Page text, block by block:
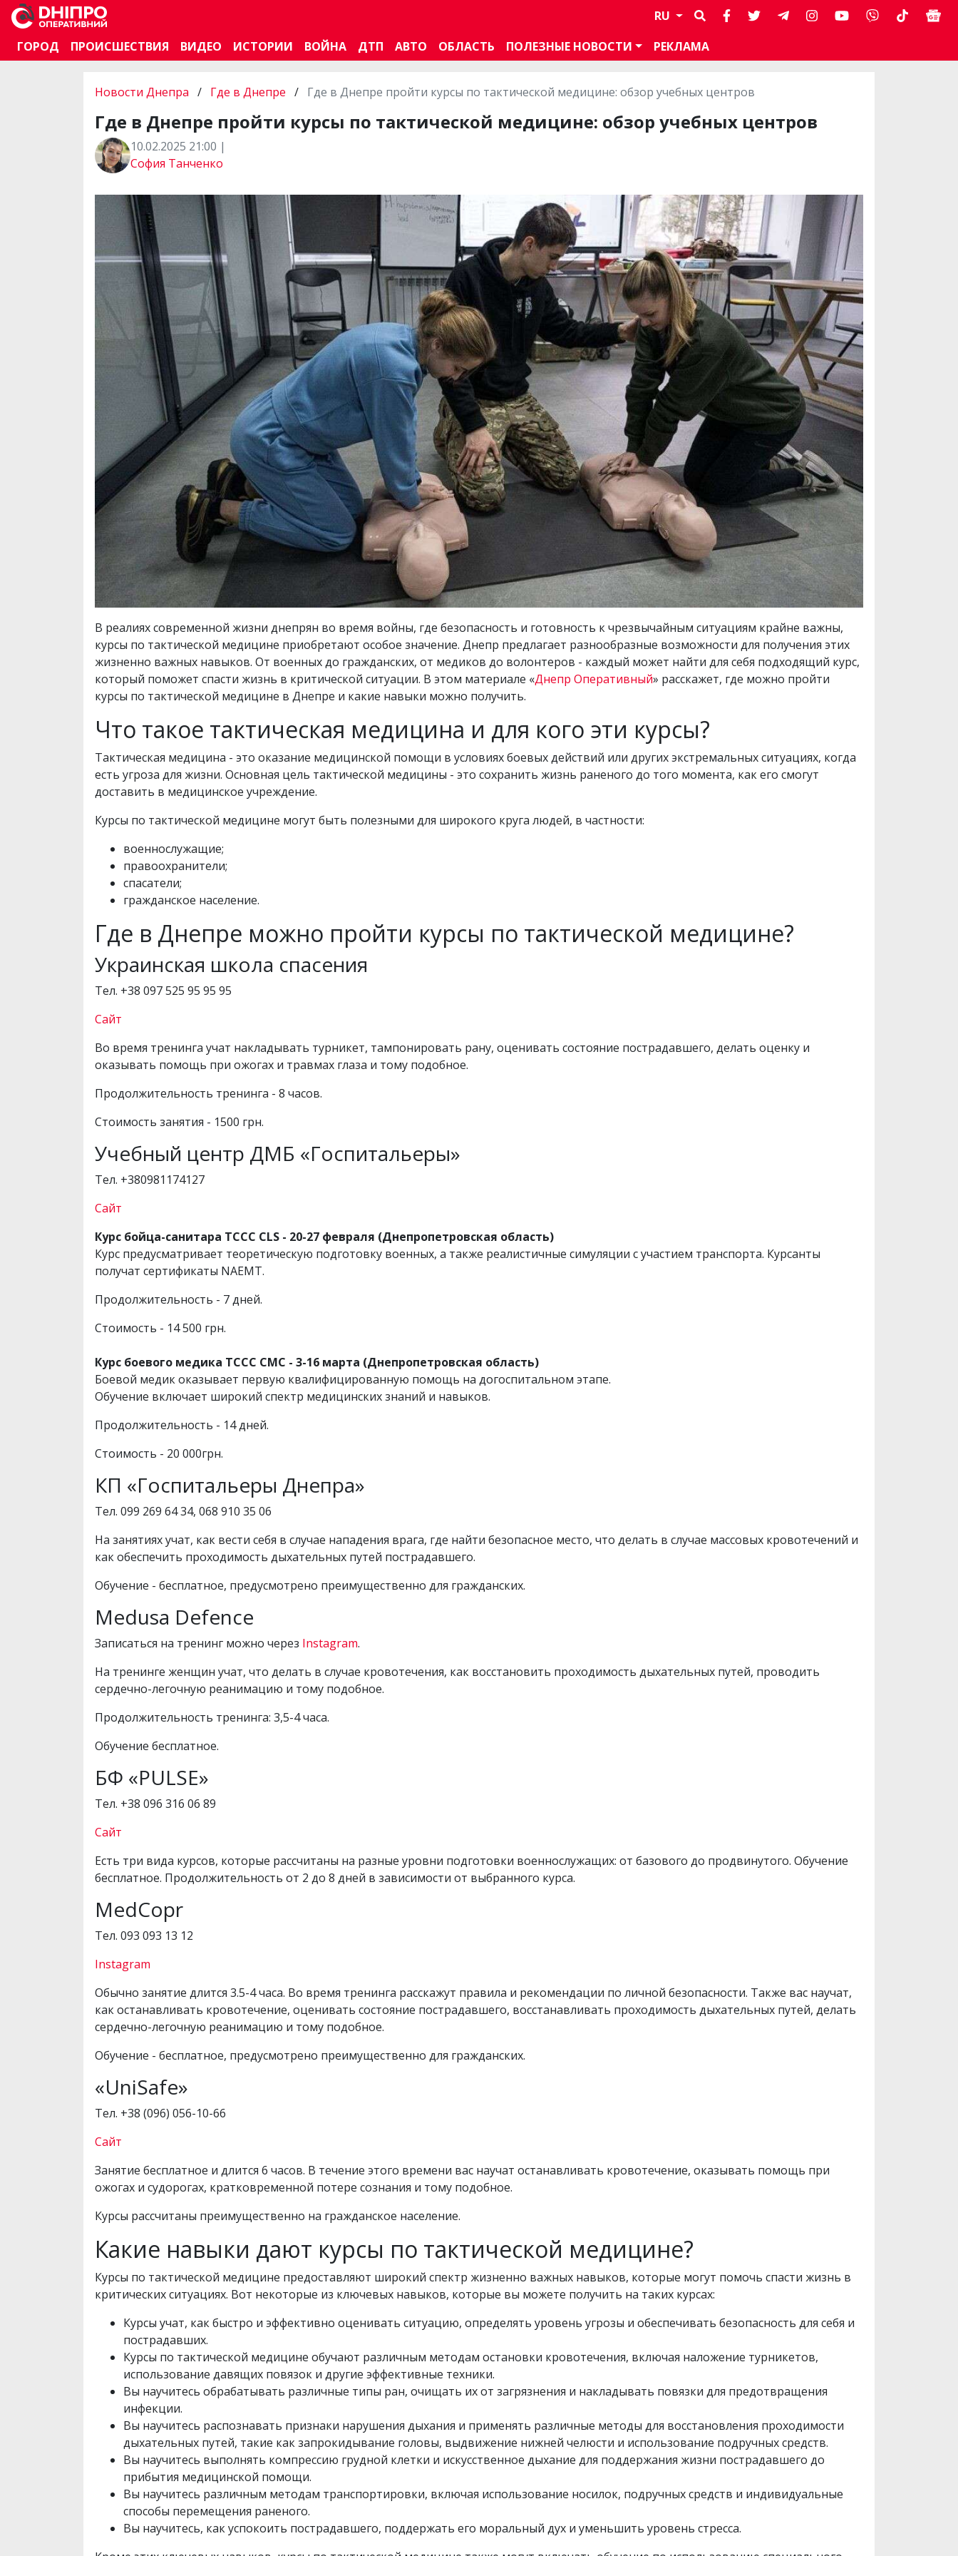
RU
ГОРОД
ПРОИСШЕСТВИЯ ВИДЕО ИСТОРИИ ВОЙНА ДТП АВТО ОБЛАСТЬ ПОЛЕЗНЫЕ НОВОСТИ РЕКЛАМА
Новости Днепра / Где в Днепре / Где в Днепре пройти курсы по тактической медицине: обзор учебных центров
Где в Днепре пройти курсы по тактической медицине: обзор учебных центров
10.02.2025 21:00 |
София Танченко
В реалиях современной жизни днепрян во время войны, где безопасность и готовность к чрезвычайным ситуациям крайне важны,
курсы по тактической медицине приобретают особое значение. Днепр предлагает разнообразные возможности для получения этих
жизненно важных навыков. От военных до гражданских, от медиков до волонтеров - каждый может найти для себя подходящий курс,
который поможет спасти жизнь в критической ситуации. В этом материале «Днепр Оперативный» расскажет, где можно пройти
курсы по тактической медицине в Днепре и какие навыки можно получить.
Что такое тактическая медицина и для кого эти курсы?
Тактическая медицина - это оказание медицинской помощи в условиях боевых действий или других экстремальных ситуациях, когда
есть угроза для жизни. Основная цель тактической медицины - это сохранить жизнь раненого до того момента, как его смогут
доставить в медицинское учреждение.
Курсы по тактической медицине могут быть полезными для широкого круга людей, в частности:
военнослужащие;
правоохранители;
спасатели;
гражданское население.
Где в Днепре можно пройти курсы по тактической медицине?
Украинская школа спасения
Тел. +38 097 525 95 95 95
Сайт
Во время тренинга учат накладывать турникет, тампонировать рану, оценивать состояние пострадавшего, делать оценку и
оказывать помощь при ожогах и травмах глаза и тому подобное.
Продолжительность тренинга - 8 часов.
Стоимость занятия - 1500 грн.
Учебный центр ДМБ «Госпитальеры»
Тел. +380981174127
Сайт
Курс бойца-санитара TCCC CLS - 20-27 февраля (Днепропетровская область)
Курс предусматривает теоретическую подготовку военных, а также реалистичные симуляции с участием транспорта. Курсанты
получат сертификаты NAEMT.
Продолжительность - 7 дней.
Стоимость - 14 500 грн.
Курс боевого медика TCCC CMC - 3-16 марта (Днепропетровская область)
Боевой медик оказывает первую квалифицированную помощь на догоспитальном этапе.
Обучение включает широкий спектр медицинских знаний и навыков.
Продолжительность - 14 дней.
Стоимость - 20 000грн.
КП «Госпитальеры Днепра»
Тел. 099 269 64 34, 068 910 35 06
На занятиях учат, как вести себя в случае нападения врага, где найти безопасное место, что делать в случае массовых кровотечений и
как обеспечить проходимость дыхательных путей пострадавшего.
Обучение - бесплатное, предусмотрено преимущественно для гражданских.
Medusa Defence
Записаться на тренинг можно через Instagram.
На тренинге женщин учат, что делать в случае кровотечения, как восстановить проходимость дыхательных путей, проводить
сердечно-легочную реанимацию и тому подобное.
Продолжительность тренинга: 3,5-4 часа.
Обучение бесплатное.
БФ «PULSE»
Тел. +38 096 316 06 89
Сайт
Есть три вида курсов, которые рассчитаны на разные уровни подготовки военнослужащих: от базового до продвинутого. Обучение
бесплатное. Продолжительность от 2 до 8 дней в зависимости от выбранного курса.
MedCopr
Тел. 093 093 13 12
Instagram
Обычно занятие длится 3.5-4 часа. Во время тренинга расскажут правила и рекомендации по личной безопасности. Также вас научат,
как останавливать кровотечение, оценивать состояние пострадавшего, восстанавливать проходимость дыхательных путей, делать
сердечно-легочную реанимацию и тому подобное.
Обучение - бесплатное, предусмотрено преимущественно для гражданских.
«UniSafe»
Тел. +38 (096) 056-10-66
Сайт
Занятие бесплатное и длится 6 часов. В течение этого времени вас научат останавливать кровотечение, оказывать помощь при
ожогах и судорогах, кратковременной потере сознания и тому подобное.
Курсы рассчитаны преимущественно на гражданское население.
Какие навыки дают курсы по тактической медицине?
Курсы по тактической медицине предоставляют широкий спектр жизненно важных навыков, которые могут помочь спасти жизнь в
критических ситуациях. Вот некоторые из ключевых навыков, которые вы можете получить на таких курсах:
Курсы учат, как быстро и эффективно оценивать ситуацию, определять уровень угрозы и обеспечивать безопасность для себя и
пострадавших.
Курсы по тактической медицине обучают различным методам остановки кровотечения, включая наложение турникетов,
использование давящих повязок и другие эффективные техники.
Вы научитесь обрабатывать различные типы ран, очищать их от загрязнения и накладывать повязки для предотвращения
инфекции.
Вы научитесь распознавать признаки нарушения дыхания и применять различные методы для восстановления проходимости
дыхательных путей, такие как запрокидывание головы, выдвижение нижней челюсти и использование подручных средств.
Вы научитесь выполнять компрессию грудной клетки и искусственное дыхание для поддержания жизни пострадавшего до
прибытия медицинской помощи.
Вы научитесь различным методам транспортировки, включая использование носилок, подручных средств и индивидуальные
способы перемещения раненого.
Вы научитесь, как успокоить пострадавшего, поддержать его моральный дух и уменьшить уровень стресса.